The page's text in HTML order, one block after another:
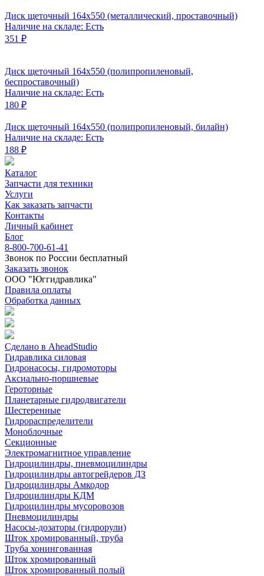
Диск щеточный 164x550 (металлический, проставочный)
Наличие на складе: Есть
351 ₽
Диск щеточный 164x550 (полипропиленовый,
беспроставочный)
Наличие на складе: Есть
180 ₽
Диск щеточный 164x550 (полипропиленовый, билайн)
Наличие на складе: Есть
188 ₽
Каталог
Запчасти для техники
Услуги
Как заказать запчасти
Контакты
Личный кабинет
Блог
8-800-700-61-41
Звонок по России бесплатный
Заказать звонок
ООО "Юггидравлика"
Правила оплаты
Обработка данных
Сделано в AheadStudio
Гидравлика силовая
Гидронасосы, гидромоторы
Аксиально-поршневые
Героторные
Планетарные гидродвигатели
Шестеренные
Гидрораспределители
Моноблочные
Секционные
Электромагнитное управление
Гидроцилиндры, пневмоцилиндры
Гидроцилиндры автогрейдеров ДЗ
Гидроцилиндры Амкодор
Гидроцилиндры КДМ
Гидроцилиндры мусоровозов
Пневмоцилиндры
Насосы-дозаторы (гидрорули)
Шток хромированный, труба
Труба хонингованная
Шток хромированный
Шток хромированный полый